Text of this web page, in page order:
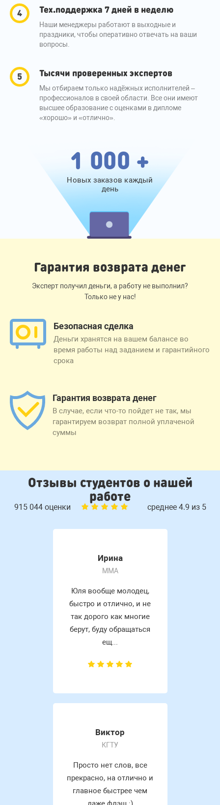
Тех.поддержка 7 дней в неделю
Наши менеджеры работают в выходные и
праздники, чтобы оперативно отвечать на ваши
вопросы.
Тысячи проверенных экспертов
Мы отбираем только надёжных исполнителей –
профессионалов в своей области. Все они имеют
высшее образование с оценками в дипломе
«хорошо» и «отлично».
1 000 +
Новых заказов каждый
день
Гарантия возврата денег
Эксперт получил деньги, а работу не выполнил?
Только не у нас!
Безопасная сделка
Деньги хранятся на вашем балансе во
время работы над заданием и гарантийного
срока
Гарантия возврата денег
В случае, если что-то пойдет не так, мы
гарантируем возврат полной уплаченой
суммы
Отзывы студентов о нашей
работе
915 044 оценки среднее 4.9 из 5
Ирина
MMA
Юля вообще молодец,
быстро и отлично, и не
так дорого как многие
берут, буду обращаться
ещ...
Виктор
КГТУ
Просто нет слов, все
прекрасно, на отлично и
главное быстрее чем